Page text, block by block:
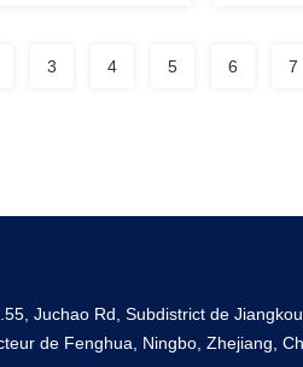
3 4 5 6 7
Juchao Rd, Subdistrict de Jiangkou,
de Fenghua, Ningbo, Zhejiang,